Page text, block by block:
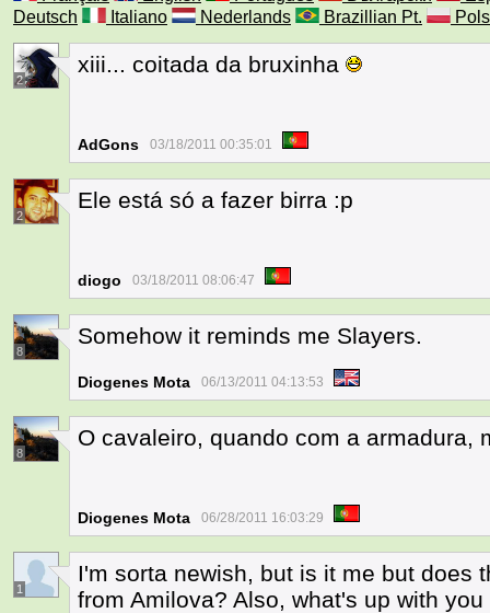
Deutsch
Italiano Nederlands Brazillian Pt.
2
xiii... coitada da bruxinha
AdGons 03/18/2011 00:35:01
2
Ele está só a fazer birra :p
diogo 03/18/2011 08:06:47
8
Somehow it reminds me Slayers.
Diogenes Mota 06/13/2011 04:13:53
8
O cavaleiro, quando com a armadura,
Diogenes Mota 06/28/2011 16:03:29
1
I'm sorta newish, but is it me but does
from Amilova? Also, what's up with